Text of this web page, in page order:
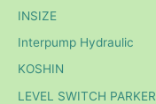
INSIZE
Interpump Hydraulic
KOSHIN
LEVEL SWITCH PARKER